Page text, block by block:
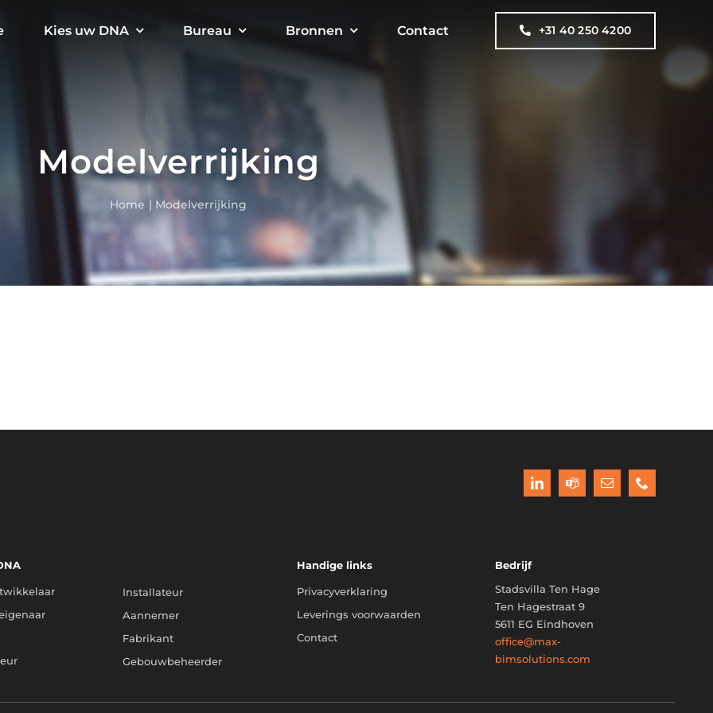
Kies uw DNA Bureau Bronnen Contact +31 40 250 4200
Modelverrijking
Home Modelverrijking
Installateur
Aannemer
Fabrikant
Gebouwbeheerder
Handige links
Privacyverklaring
Leverings voorwaarden
Contact
Bedrijf
Stadsvilla Ten Hage
Ten Hagestraat 9
5611 EG Eindhoven
office@max-
bimsolutions.com